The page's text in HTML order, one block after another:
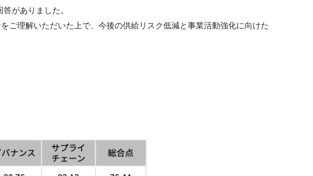
がありました。
ご理解いただいた上で、今後の供給リスク低減と事業活動強化に向けた